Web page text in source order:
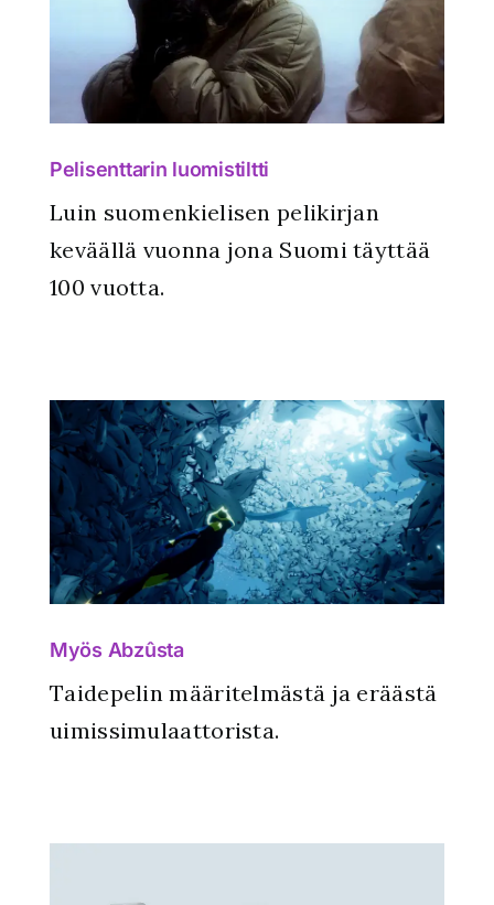
Pelisenttarin luomistiltti
Luin suomenkielisen pelikirjan
keväällä vuonna jona Suomi täyttää
100 vuotta.
Myös Abzûsta
Taidepelin määritelmästä ja eräästä
uimissimulaattorista.